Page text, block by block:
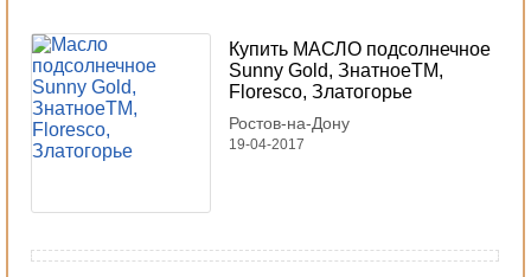
Купить МАСЛО подсолнечное
Sunny Gold, ЗнатноеТМ,
Floresco, Златогорье
Ростов-на-Дону
19-04-2017